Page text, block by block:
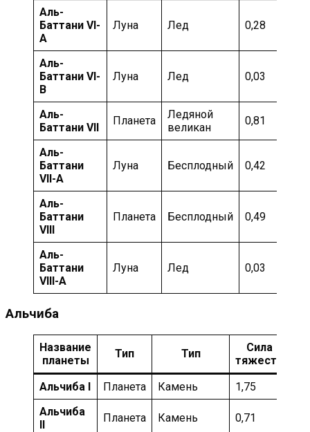
Аль-
Баттани VI-
A
Луна Лед 0,28
Аль-
Баттани VI-
B
Луна Лед 0,03
Аль-
Баттани VII
Планета
Ледяной
великан
0,81
Аль-
Баттани
VII-А
Луна Бесплодный 0,42
Аль-
Баттани
VIII
Планета Бесплодный 0,49
Аль-
Баттани
VIII-А
Луна Лед 0,03
Альчиба
Название
планеты
Тип Тип
Сила
тяжести
Альчиба I Планета Камень 1,75
Альчиба
II
Планета Камень 0,71